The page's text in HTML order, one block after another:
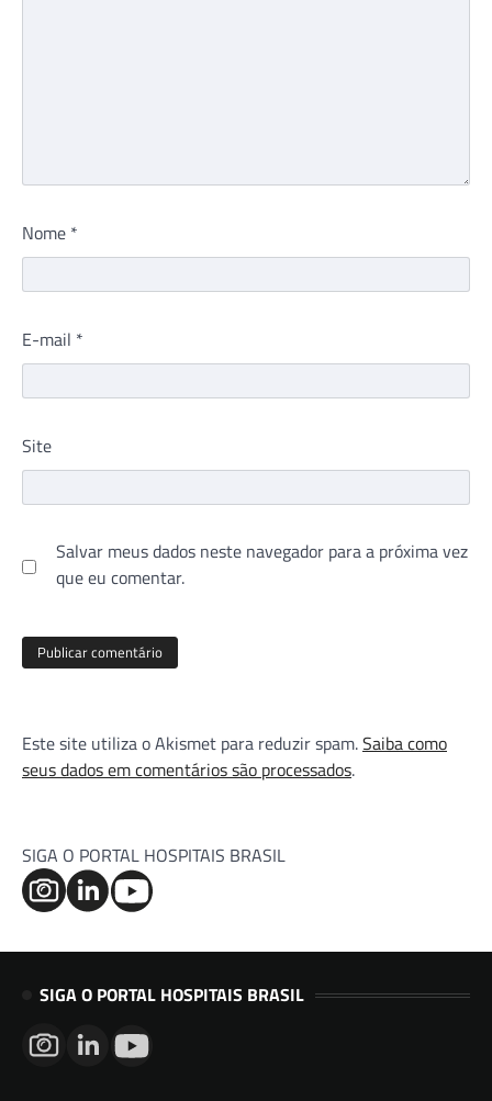
Nome *
E-mail *
Site
Salvar meus dados neste navegador para a próxima vez
que eu comentar.
Este site utiliza o Akismet para reduzir spam.Saiba como
seus dados em comentários são processados.
SIGA O PORTAL HOSPITAIS BRASIL
SIGA O PORTAL HOSPITAIS BRASIL